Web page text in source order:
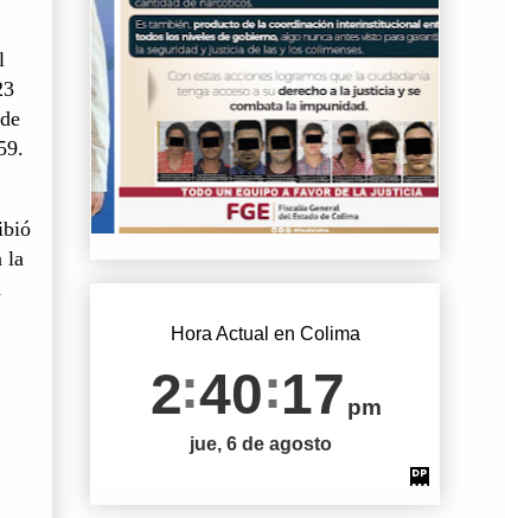
la
Hora Actual en Colima
2 40 18 pm
jue, 6 de agosto